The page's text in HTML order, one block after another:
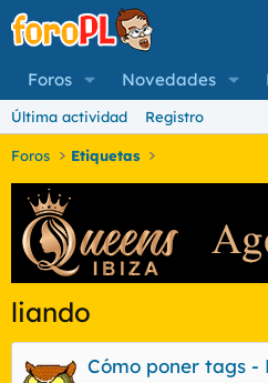
Foros Novedades
Última actividad Registro
Foros Etiquetas
liando
Cómo poner tags -